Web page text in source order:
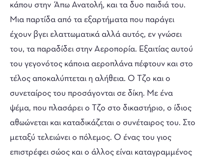
κάπου στην Άπω Ανατολή, και τα δυο παιδιά του.
Μια παρτίδα από τα εξαρτήματα που παράγει
έχουν βγει ελαττωματικά αλλά αυτός, εν γνώσει
του, τα παραδίδει στην Αεροπορία. Εξαιτίας αυτού
του γεγονότος κάποια αεροπλάνα πέφτουν και στο
τέλος αποκαλύπτεται η αλήθεια. Ο Τζο και ο
συνεταίρος του προσάγονται σε δίκη. Με ένα
ψέμα, που πλασάρει ο Τζο στο δικαστήριο, ο ίδιος
αθωώνεται και καταδικάζεται ο συνέταιρος του. Στο
μεταξύ τελειώνει ο πόλεμος. Ο ένας του γιος
επιστρέφει σώος και ο άλλος είναι καταγραμμένος